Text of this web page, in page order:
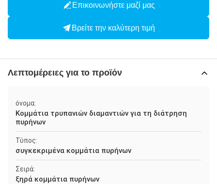
Επικοινωνήστε μαζί μας
Βρείτε την καλύτερη τιμή
Λεπτομέρειες για το προϊόν
όνομα:
Κομμάτια τρυπανιών διαμαντιών για τη διάτρηση
πυρήνων
Τύπος:
συγκεκριμένα κομμάτια πυρήνων
Σειρά:
ξηρά κομμάτια πυρήνων